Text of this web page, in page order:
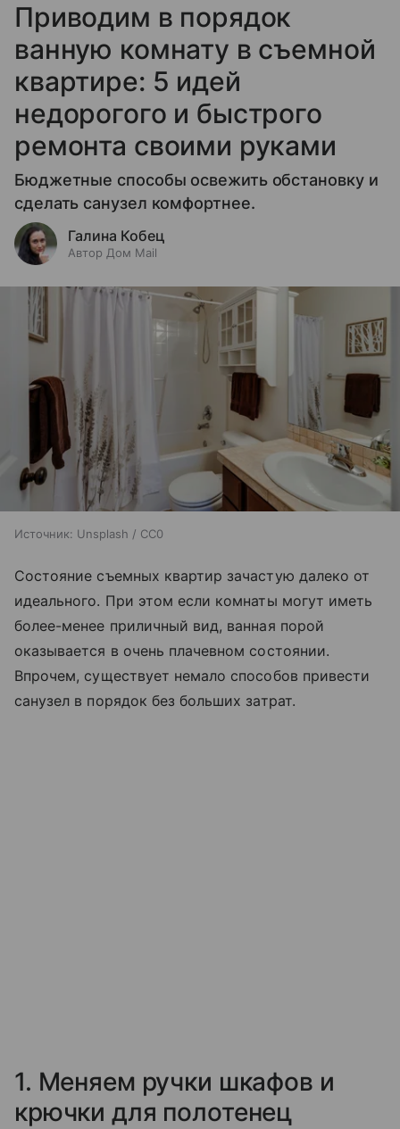
Приводим в порядок
ванную комнату в съемной
квартире: 5 идей
недорогого и быстрого
ремонта своими руками
Бюджетные способы освежить обстановку и
сделать санузел комфортнее.
Галина Кобец
Автор Дом Mail
Источник: Unsplash / CC0
Состояние съемных квартир зачастую далеко от
идеального. При этом если комнаты могут иметь
более-менее приличный вид, ванная порой
оказывается в очень плачевном состоянии.
Впрочем, существует немало способов привести
санузел в порядок без больших затрат.
1. Меняем ручки шкафов и
крючки для полотенец